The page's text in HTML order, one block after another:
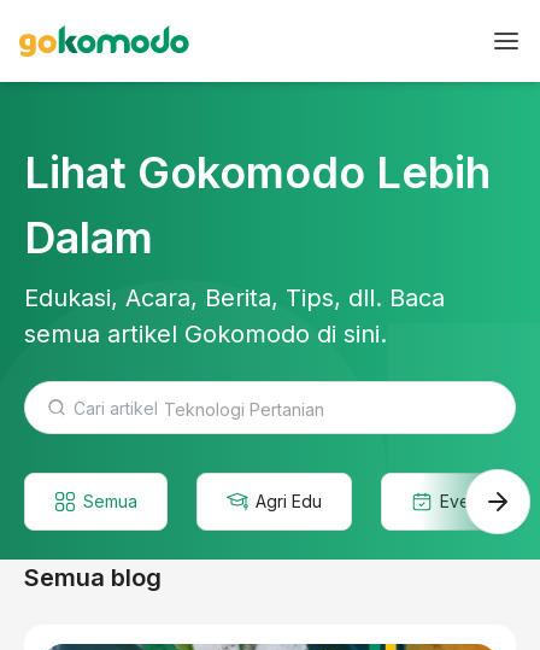
Lihat Gokomodo Lebih
Dalam
Edukasi, Acara, Berita, Tips, dll. Baca
semua artikel Gokomodo di sini.
Teknologi Pertanian
Semua Agri Edu Event
Semua blog